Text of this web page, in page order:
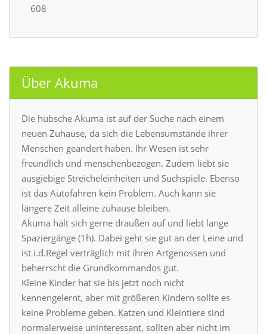
608
Über Akuma
Die hübsche Akuma ist auf der Suche nach einem
neuen Zuhause, da sich die Lebensumstände ihrer
Menschen geändert haben. Ihr Wesen ist sehr
freundlich und menschenbezogen. Zudem liebt sie
ausgiebige Streicheleinheiten und Suchspiele. Ebenso
ist das Autofahren kein Problem. Auch kann sie
längere Zeit alleine zuhause bleiben.
Akuma hält sich gerne draußen auf und liebt lange
Spaziergänge (1h). Dabei geht sie gut an der Leine und
ist i.d.Regel verträglich mit ihren Artgenossen und
beherrscht die Grundkommandos gut.
Kleine Kinder hat sie bis jetzt noch nicht
kennengelernt, aber mit größeren Kindern sollte es
keine Probleme geben. Katzen und Kleintiere sind
normalerweise uninteressant, sollten aber nicht im